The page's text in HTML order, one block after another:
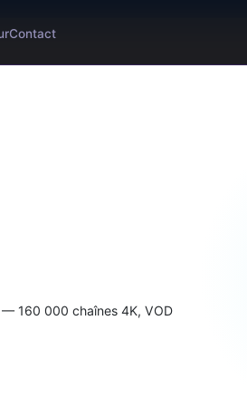
Contact
— 160 000 chaînes 4K, VOD